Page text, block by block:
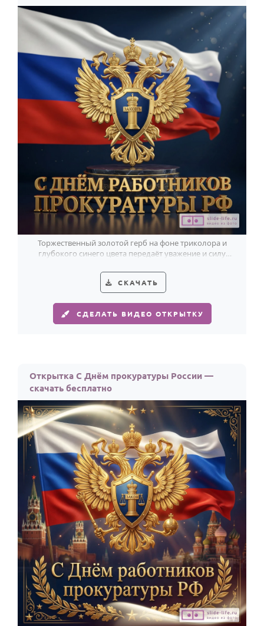
Торжественный золотой герб на фоне триколора и
глубокого синего цвета передаёт уважение и силу
СКАЧАТЬ
СДЕЛАТЬ ВИДЕО ОТКРЫТКУ
Открытка С Днём прокуратуры России —
скачать бесплатно